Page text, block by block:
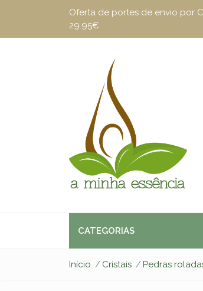
Oferta de portes de envio por
29.95€
CATEGORIAS
Início Cristais Pedras